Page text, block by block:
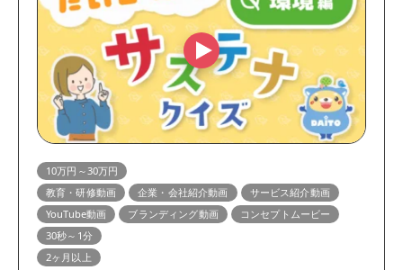
10万円～30万円
教育・研修動画
企業・会社紹介動画
サービス紹介動画
YouTube動画
ブランディング動画
コンセプトムービー
30秒～1分
2ヶ月以上